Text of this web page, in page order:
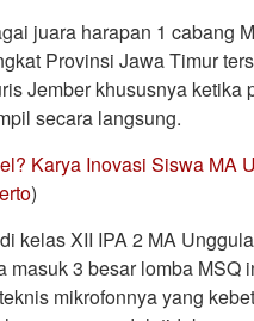
juara harapan 1 cabang
Provinsi Jawa Timur
Jember khususnya ketika
secara langsung.
Karya Inovasi Siswa MA
)
kelas XII IPA 2 MA
masuk 3 besar lomba
mikrofonnya yang